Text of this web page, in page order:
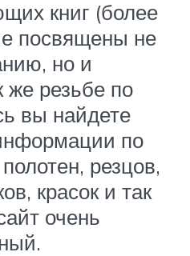
книг (более
посвящены не
но и
же резьбе по
вы найдете
по
резцов,
красок и так
очень